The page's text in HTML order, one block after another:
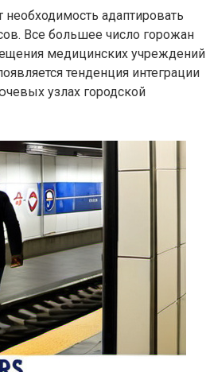
адаптировать
Все большее число горожан
медицинских учреждений
тенденция интеграции
узлах городской